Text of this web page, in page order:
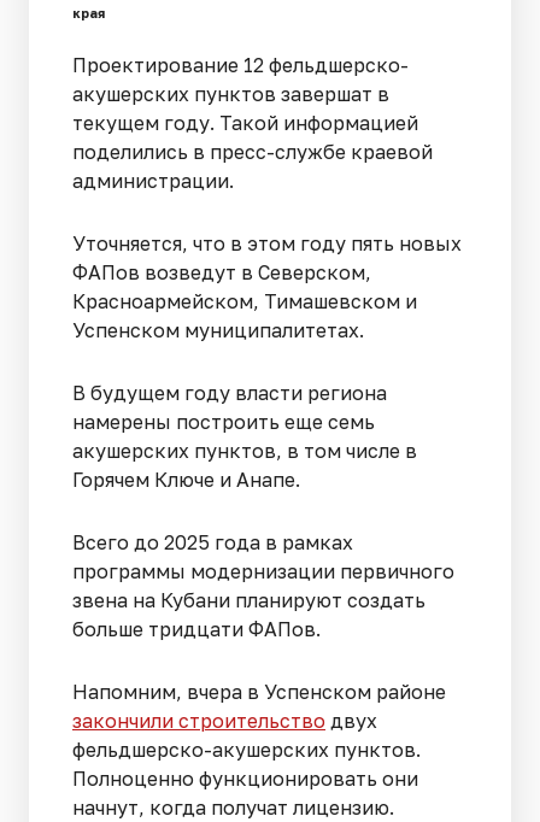
края
Проектирование 12 фельдшерско-
акушерских пунктов завершат в
текущем году. Такой информацией
поделились в пресс-службе краевой
администрации.
Уточняется, что в этом году пять новых
ФАПов возведут в Северском,
Красноармейском, Тимашевском и
Успенском муниципалитетах.
В будущем году власти региона
намерены построить еще семь
акушерских пунктов, в том числе в
Горячем Ключе и Анапе.
Всего до 2025 года в рамках
программы модернизации первичного
звена на Кубани планируют создать
больше тридцати ФАПов.
Напомним, вчера в Успенском районе
закончили строительство двух
фельдшерско-акушерских пунктов.
Полноценно функционировать они
начнут, когда получат лицензию.